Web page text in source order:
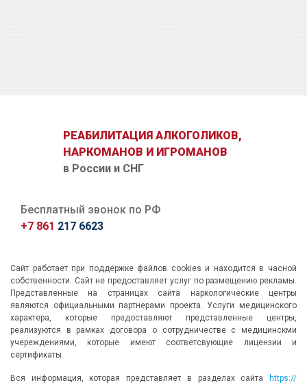
РЕАБИЛИТАЦИЯ АЛКОГОЛИКОВ,
НАРКОМАНОВ И ИГРОМАНОВ
в России и СНГ
Бесплатный звонок по РФ
+7 861 217 6623
Сайт работает при поддержке файлов cookies и находится в часной
собственности. Сайт не предоставляет услуг по размещению рекламы.
Представленные на страницах сайта наркологические центры
являются официальными партнерами проекта. Услуги медицинского
характера, которые предоставляют представленные центры,
реализуются в рамках договора о сотрудничестве с медицинскми
учереждениями, которые имеют соответсвующие лицензии и
сертификаты.
Вся информация, которая представляет в разделах сайта
https://